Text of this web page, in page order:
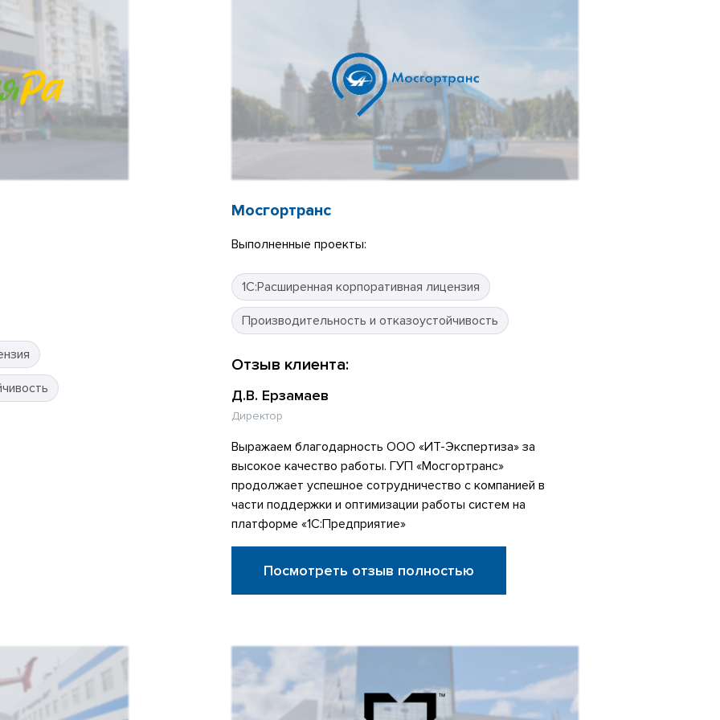
Мосгортранс
Выполненные проекты:
1С:Расширенная корпоративная лицензия
Производительность и отказоустойчивость
Отзыв клиента:
Д.В. Ерзамаев
Директор
Выражаем благодарность ООО «ИТ-Экспертиза» за
высокое качество работы. ГУП «Мосгортранс»
продолжает успешное сотрудничество с компанией в
части поддержки и оптимизации работы систем на
платформе «1С:Предприятие»
Посмотреть отзыв полностью